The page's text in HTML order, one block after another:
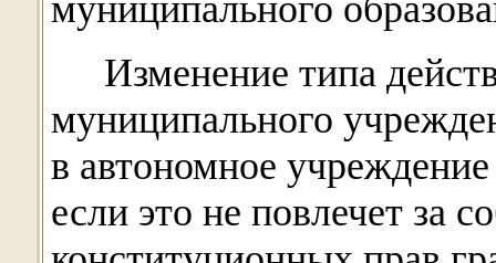
муниципального
Изменение типа
муниципального
в автономное
если это не повлечет за